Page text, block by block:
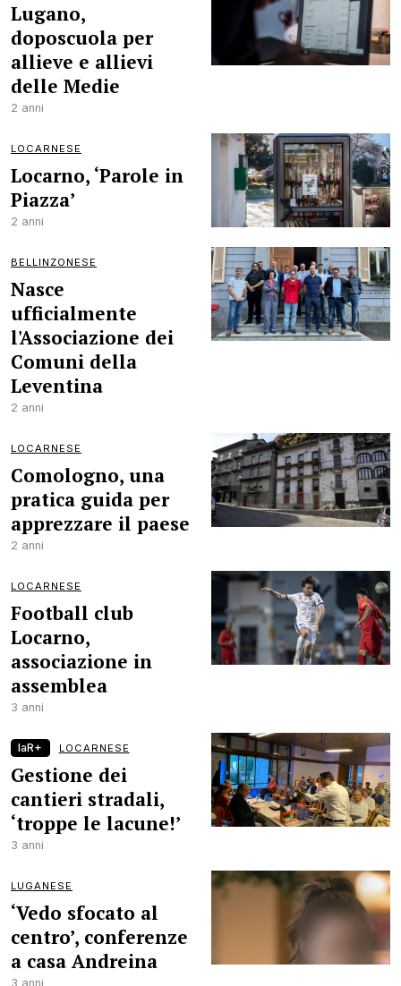
Lugano,
doposcuola per
allieve e allievi
delle Medie
2 anni
LOCARNESE
Locarno, ‘Parole in
Piazza’
2 anni
BELLINZONESE
Nasce
ufficialmente
l'Associazione dei
Comuni della
Leventina
2 anni
LOCARNESE
Comologno, una
pratica guida per
apprezzare il paese
2 anni
LOCARNESE
Football club
Locarno,
associazione in
assemblea
3 anni
laR+ LOCARNESE
Gestione dei
cantieri stradali,
‘troppe le lacune!’
3 anni
LUGANESE
‘Vedo sfocato al
centro’, conferenze
a casa Andreina
3 anni